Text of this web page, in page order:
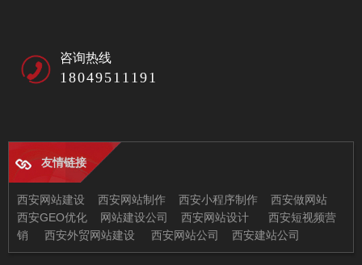
咨询热线
18049511191
友情链接
西安网站建设 西安网站制作 西安小程序制作
西安做网站
西安GEO优化
网站建设公司 西安网站设计
西安短视频营
销
西安外贸网站建设 西安网站公司 西安建站公司